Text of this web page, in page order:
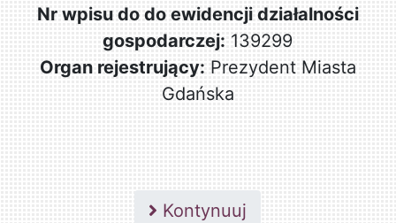
Nr wpisu do do ewidencji działalności
gospodarczej: 139299
Organ rejestrujący: Prezydent Miasta
Gdańska
Kontynuuj